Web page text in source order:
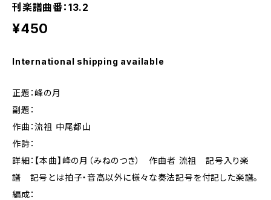
刊楽譜曲番：13.2
¥450
International shipping available
正題：峰の月
副題：
作曲：流祖 中尾都山
作詩：
詳細：【本曲】峰の月（みねのつき） 作曲者 流祖 記号入り楽
譜 記号とは拍子・音高以外に様々な奏法記号を付記した楽譜。
編成：